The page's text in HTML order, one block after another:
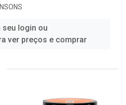
seu login ou
ver preços e comprar